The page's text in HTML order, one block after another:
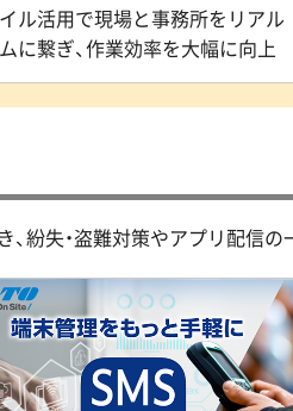
ル活用で現場と事務所をリアル
に繋ぎ、作業効率を大幅に向上
紛失・盗難対策やアプリ配信の